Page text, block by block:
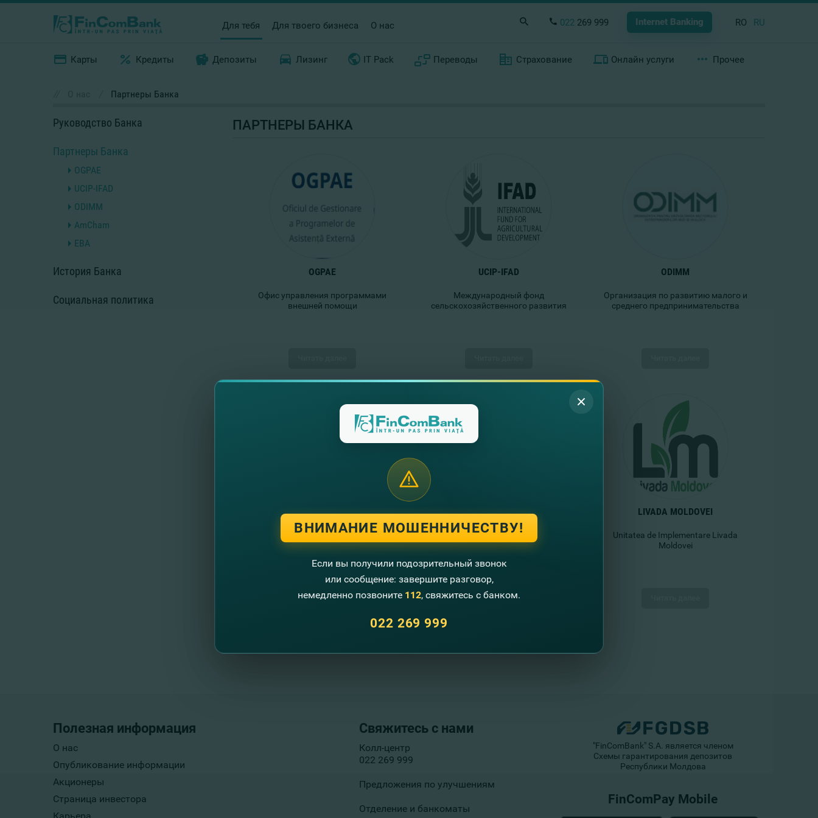
Для тебя Для твоего бизнеса О нас 022 269 999 Internet Banking RO RU
Карты Кредиты Депозиты Лизинг IT Pack Переводы Страхование Онлайн услуги Прочее
Партнеры Банка
Руководство Банка
Партнеры Банка
OGPAE
UCIP-IFAD
ODIMM
AmCham
EBA
История Банка
Социальная политика
ПАРТНЕРЫ БАНКА
OGPAE
Офис управления программами
внешней помощи
UCIP-IFAD
Международный фонд
сельскохозяйственного развития
ODIMM
Организация по развитию малого и
среднего предпринимательства
AMCHAM
Неправительственная,
некоммерческая ассоциация
Читать далее
EBA
European Business Association
Moldova
Читать далее
LIVADA MOLDOVEI
Unitatea de Implementare Livada
Moldovei
Полезная информация
О нас
Опубликование информации
Акционеры
Страница инвестора
Свяжитесь с нами
Колл-центр
022 269 999
Предложения по улучшениям
Отделение и банкоматы
"FinComBank" S.A. является членом
Схемы гарантирования депозитов
Республики Молдова
FinComPay Mobile
ВНИМАНИЕ МОШЕННИЧЕСТВУ!
Если вы получили подозрительный звонок
или сообщение: завершите разговор,
немедленно позвоните 112, свяжитесь с банком.
022 269 999